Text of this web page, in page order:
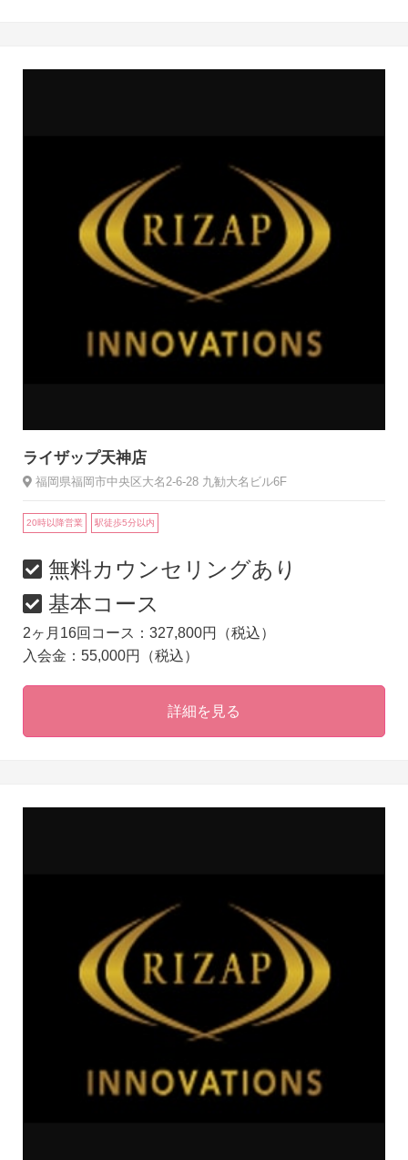
ライザップ天神店
福岡県福岡市中央区大名2-6-28 九勧大名ビル6F
20時以降営業 駅徒歩5分以内
無料カウンセリングあり
基本コース
2ヶ月16回コース：327,800円（税込）
入会金：55,000円（税込）
詳細を見る